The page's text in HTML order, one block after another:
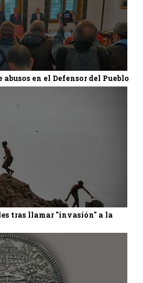
en el Defensor del Pueblo
tras llamar "invasión" a la